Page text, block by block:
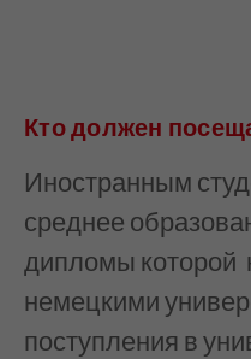
Кто должен
Иностранным
среднее
дипломы которой
немецкими
поступления в